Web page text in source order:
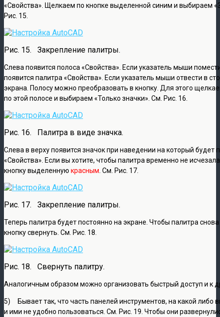
«Свойства». Щелкаем по кнопке выделенной синим и выбираем
Рис. 15.
Рис. 15. Закрепление палитры.
Слева появится полоса «Свойства». Если указатель мыши
появится палитра «Свойства». Если указатель мыши отвести в
экрана. Полосу можно преобразовать в кнопку. Для этого
по этой полосе и выбираем «Только значки». См. Рис. 16.
Рис. 16. Палитра в виде значка.
Слева в верху появится значок при наведении на который будет
«Свойства». Если вы хотите, чтобы палитра временно не
кнопку выделенную красным . См. Рис. 17.
Рис. 17. Закрепление палитры.
Теперь палитра будет постоянно на экране. Чтобы палитра
кнопку свернуть. См. Рис. 18.
Рис. 18. Свернуть палитру.
Аналогичным образом можно организовать быстрый доступ и к
5) Бывает так, что часть панелей инструментов, на какой либо
и ими не удобно пользоваться. См. Рис. 19. Чтобы они